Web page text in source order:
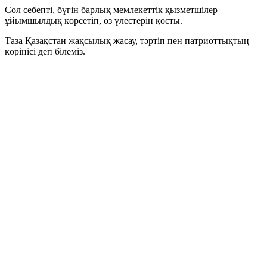
Сол себепті, бүгін барлық мемлекеттік қызметшілер
ұйымшылдық көрсетіп, өз үлестерін қосты.
Таза Қазақстан жақсылық жасау, тәртіп пен патриоттықтың
көрінісі деп білеміз.